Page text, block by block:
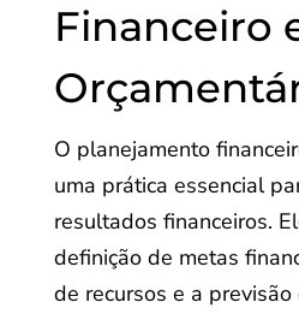
Financeiro
O planejamento
uma prática essencial
resultados financeiros.
definição de metas
de recursos e a